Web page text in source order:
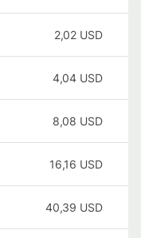
2,02 USD
4,04 USD
8,08 USD
16,16 USD
40,39 USD